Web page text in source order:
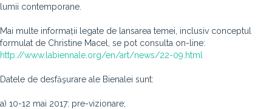
lumii contemporane.
Mai multe informații legate de lansarea temei, inclusiv conceptul
formulat de Christine Macel, se pot consulta on-line:
http://www.labiennale.org/en/art/news/22-09.html
Datele de desfăşurare ale Bienalei sunt:
a) 10-12 mai 2017: pre-vizionare;